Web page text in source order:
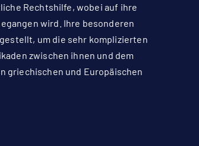
Rechtshilfe, wobei auf ihre
wird. Ihre besonderen
um die sehr komplizierten
zwischen ihnen und dem
griechischen und Europäischen